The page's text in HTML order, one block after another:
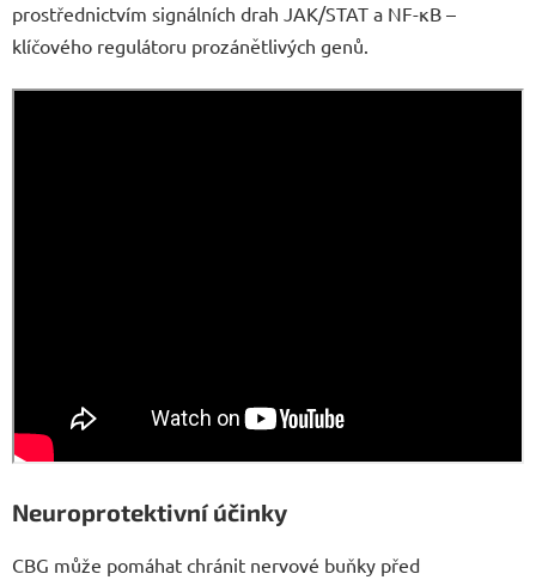
prostřednictvím signálních drah JAK/STAT a NF-κB –
klíčového regulátoru prozánětlivých genů.
Neuroprotektivní účinky
CBG může pomáhat chránit nervové buňky před